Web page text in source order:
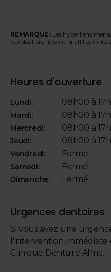
REMARQUE :Les hyperliens
par des tiers ne sont ni affiliés ni
Heures d'ouverture
Lundi: 08h00 à
Mardi: 08h00 à
Mercredi: 08h00 à
Jeudi: 08h00 à
Vendredi: Fermé
Samedi: Fermé
Dimanche: Fermé
Urgences dentaires
Si vous avez une
l'intervention
Clinique Dentaire Alma.